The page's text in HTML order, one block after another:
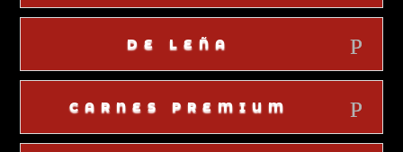
DE LEÑA
CARNES PREMIUM